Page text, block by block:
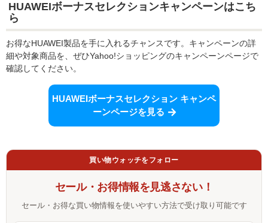
HUAWEIボーナスセレクションキャンペーンはこち
ら
お得なHUAWEI製品を手に入れるチャンスです。キャンペーンの詳
細や対象商品を、ぜひYahoo!ショッピングのキャンペーンページで
確認してください。
HUAWEIボーナスセレクション キャンペ
ーンページを見る
買い物ウォッチをフォロー
セール・お得情報を見逃さない！
セール・お得な買い物情報を使いやすい方法で受け取り可能です